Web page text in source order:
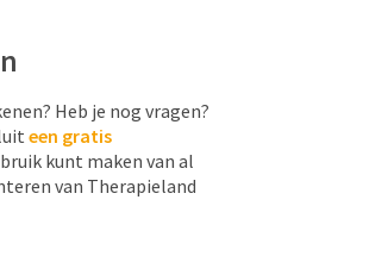
Heb je nog vragen?
een gratis
kunt maken van al
van Therapieland